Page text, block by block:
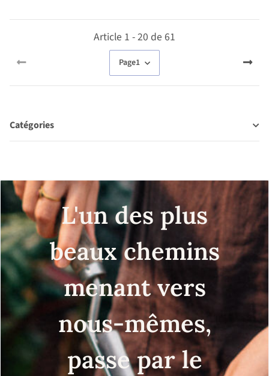
Article 1 - 20 de 61
Page1
Catégories
L'un des plus
beaux chemins
menant vers
nous-mêmes,
passe par le